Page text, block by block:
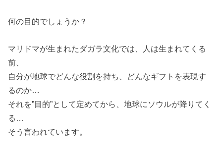
何の目的でしょうか？
マリドマが生まれたダガラ文化では、人は生まれてくる
前、
自分が地球でどんな役割を持ち、どんなギフトを表現す
るのか…
それを”目的”として定めてから、地球にソウルが降りてく
る…
そう言われています。